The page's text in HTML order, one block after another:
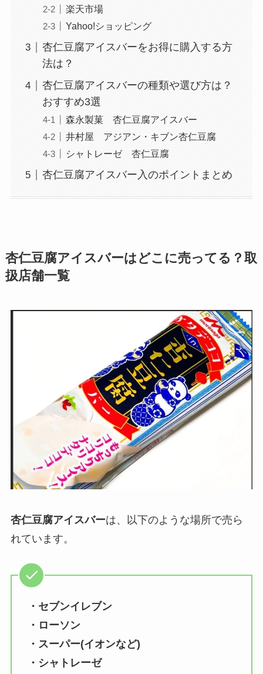
楽天市場
Yahoo!ショッピング
杏仁豆腐アイスバーをお得に購入する方
法は？
杏仁豆腐アイスバーの種類や選び方は？
おすすめ3選
森永製菓 杏仁豆腐アイスバー
井村屋 アジアン・キブン杏仁豆腐
シャトレーゼ 杏仁豆腐
杏仁豆腐アイスバー入のポイントまとめ
杏仁豆腐アイスバーはどこに売ってる？取
扱店舗一覧
杏仁豆腐アイスバーは、以下のような場所で売ら
れています。
・セブンイレブン
・ローソン
・ スーパー(イオンなど)
・ シャトレーゼ